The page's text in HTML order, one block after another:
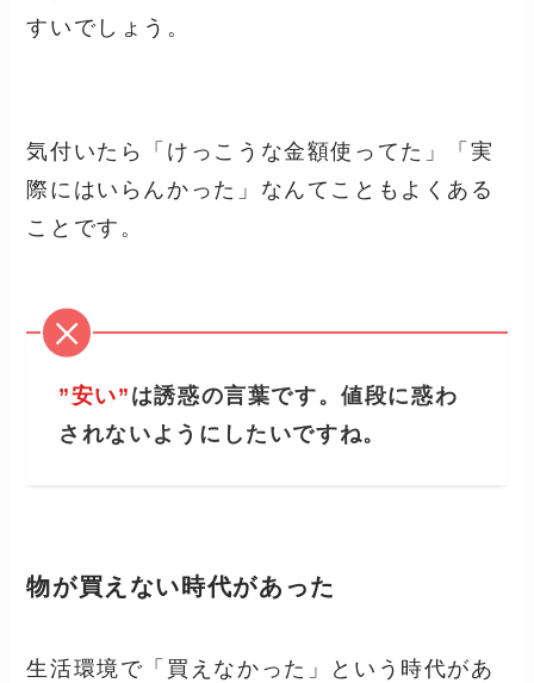
すいでしょう。
気付いたら「けっこうな金額使ってた」「実
際にはいらんかった」なんてこともよくある
ことです。
”安い” は誘惑の言葉です。値段に惑わ
されないようにしたいですね。
物が買えない時代があった
生活環境で「買えなかった」という時代があ